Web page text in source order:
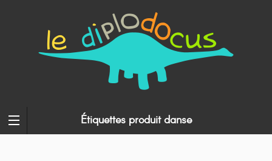
Étiquettes produit danse